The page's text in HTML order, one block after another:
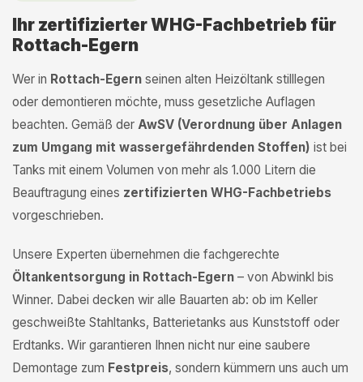
Ihr zertifizierter WHG-Fachbetrieb für
Rottach-Egern
Wer in Rottach-Egern seinen alten Heizöltank stilllegen
oder demontieren möchte, muss gesetzliche Auflagen
beachten. Gemäß der AwSV (Verordnung über Anlagen
zum Umgang mit wassergefährdenden Stoffen) ist bei
Tanks mit einem Volumen von mehr als 1.000 Litern die
Beauftragung eines zertifizierten WHG-Fachbetriebs
vorgeschrieben.
Unsere Experten übernehmen die fachgerechte
Öltankentsorgung in Rottach-Egern – von Abwinkl bis
Winner. Dabei decken wir alle Bauarten ab: ob im Keller
geschweißte Stahltanks, Batterietanks aus Kunststoff oder
Erdtanks. Wir garantieren Ihnen nicht nur eine saubere
Demontage zum Festpreis, sondern kümmern uns auch um